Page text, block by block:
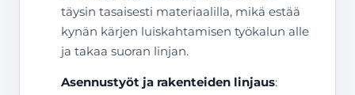
täysin tasaisesti materiaalilla, mikä estää
kynän kärjen luiskahtamisen työkalun alle
ja takaa suoran linjan.
Asennustyöt ja rakenteiden linjaus: